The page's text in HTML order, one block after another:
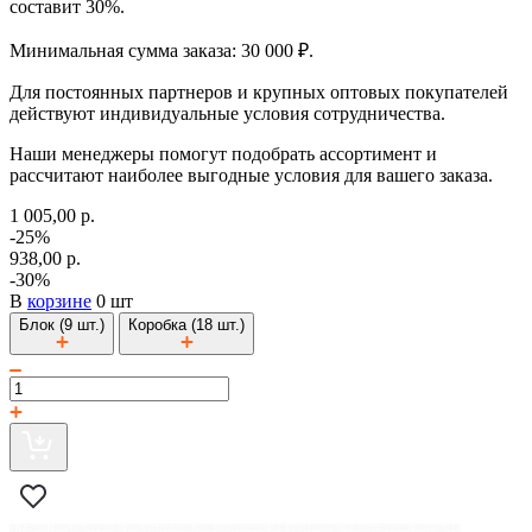
составит 30%.
Минимальная сумма заказа: 30 000 ₽.
Для постоянных партнеров и крупных оптовых покупателей
действуют индивидуальные условия сотрудничества.
Наши менеджеры помогут подобрать ассортимент и
рассчитают наиболее выгодные условия для вашего заказа.
1 005,00 р.
-25%
938,00 р.
-30%
В корзине 0 шт
Блок (9 шт.) Коробка (18 шт.)